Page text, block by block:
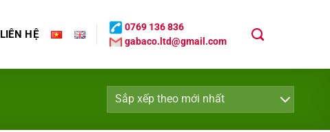
LIÊN HỆ
gabaco.ltd@gmail.com
0769 136 836